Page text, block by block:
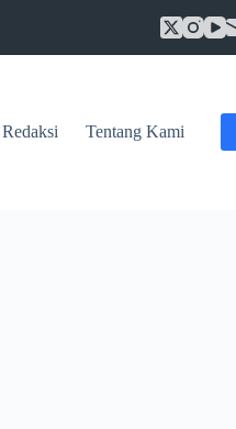
Redaksi Tentang Kami